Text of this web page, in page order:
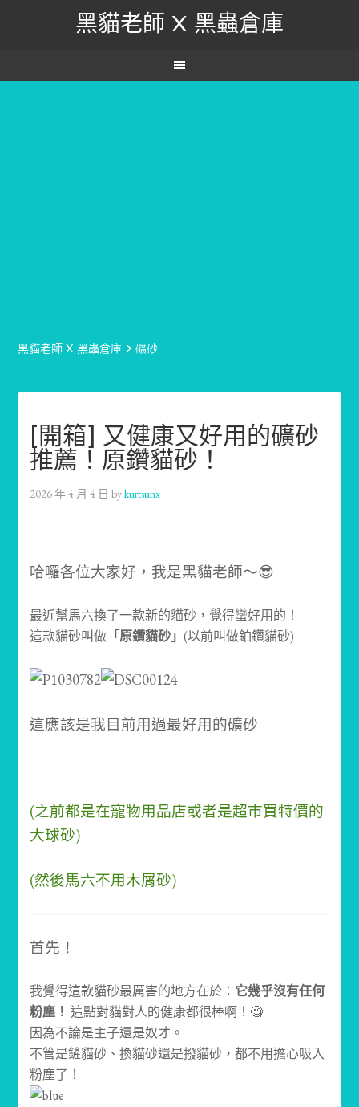
黑貓老師 X 黑蟲倉庫
黑貓老師 X 黑蟲倉庫 >礦砂
[開箱] 又健康又好用的礦砂
推薦！原鑽貓砂！
2026 年 4 月 4 日 bykurtsunx
哈囉各位大家好，我是黑貓老師～😎
最近幫馬六換了一款新的貓砂，覺得蠻好用的！
這款貓砂叫做 「原鑽貓砂」(以前叫做鉑鑽貓砂)
這應該是我目前用過最好用的礦砂
(之前都是在寵物用品店或者是超市買特價的
大球砂)
(然後馬六不用木屑砂)
首先！
我覺得這款貓砂最厲害的地方在於： 它幾乎沒有任何
粉塵！這點對貓對人的健康都很棒啊！🧐
因為不論是主子還是奴才。
不管是鏟貓砂、換貓砂還是撥貓砂，都不用擔心吸入
粉塵了！